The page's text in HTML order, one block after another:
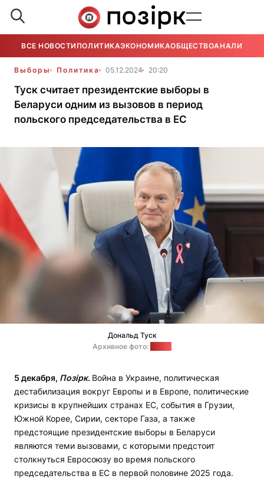
ВСЕ НОВОСТИ ПОЛИТИКАЭКОНОМИКАОБЩЕСТВОАНАЛИТИКА
Выборы Политика 05.12.2024 20:20
Туск считает президентские выборы в
Беларуси одним из вызовов в период
польского председательства в ЕС
Дональд Туск
Архивное фото:
5 декабря, Позірк. Война в Украине, политическая
дестабилизация вокруг Европы и в Европе, политические
кризисы в крупнейших странах ЕС, события в Грузии,
Южной Корее, Сирии, секторе Газа, а также
предстоящие президентские выборы в Беларуси
являются теми вызовами, с которыми предстоит
столкнуться Евросоюзу во время польского
председательства в ЕС в первой половине 2025 года.